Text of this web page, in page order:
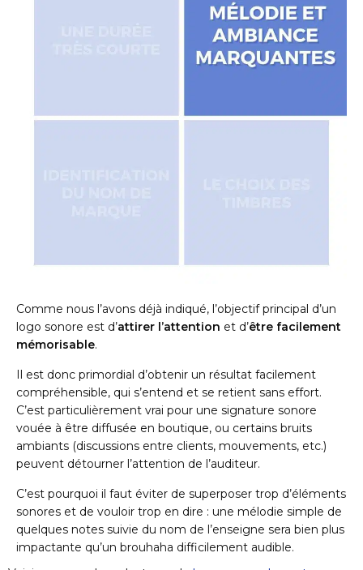
Comme nous l’avons déjà indiqué, l’objectif principal d’un
logo sonore est d’attirer l’attention et d’être facilement
mémorisable.
Il est donc primordial d’obtenir un résultat facilement
compréhensible, qui s’entend et se retient sans effort.
C’est particulièrement vrai pour une signature sonore
vouée à être diffusée en boutique, ou certains bruits
ambiants (discussions entre clients, mouvements, etc.)
peuvent détourner l’attention de l’auditeur.
C’est pourquoi il faut éviter de superposer trop d’éléments
sonores et de vouloir trop en dire : une mélodie simple de
quelques notes suivie du nom de l’enseigne sera bien plus
impactante qu’un brouhaha difficilement audible.